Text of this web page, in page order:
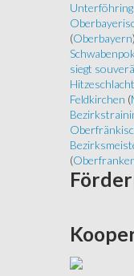
(Oberbayern)
siegt
Feldkirchen (
(